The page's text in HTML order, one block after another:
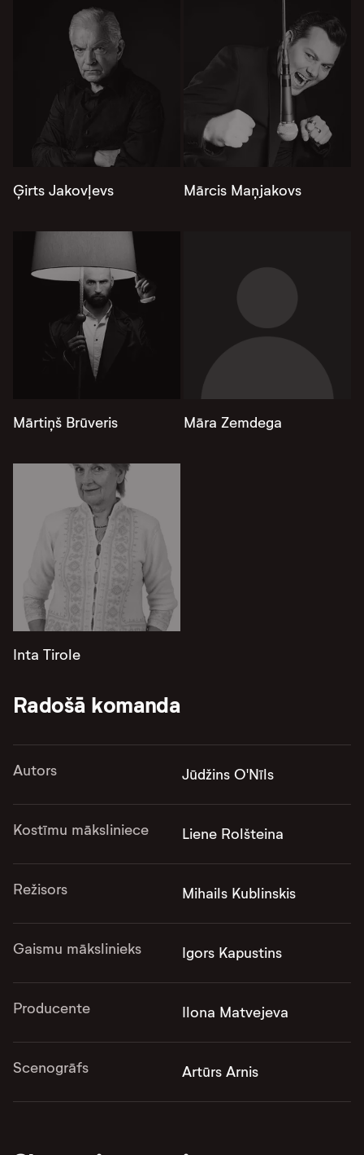
Ģirts Jakovļevs Mārcis Maņjakovs
Mārtiņš Brūveris Māra Zemdega
Inta Tirole
Radošā komanda
Autors Jūdžins O'Nīls
Kostīmu māksliniece Liene Rolšteina
Režisors Mihails Kublinskis
Gaismu mākslinieks Igors Kapustins
Producente Ilona Matvejeva
Scenogrāfs Artūrs Arnis